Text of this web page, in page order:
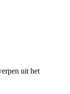
uit het